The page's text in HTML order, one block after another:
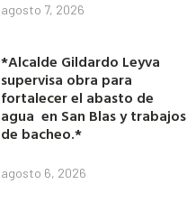
agosto 7, 2026
*Alcalde Gildardo Leyva
supervisa obra para
fortalecer el abasto de
agua en San Blas y trabajos
de bacheo.*
agosto 6, 2026